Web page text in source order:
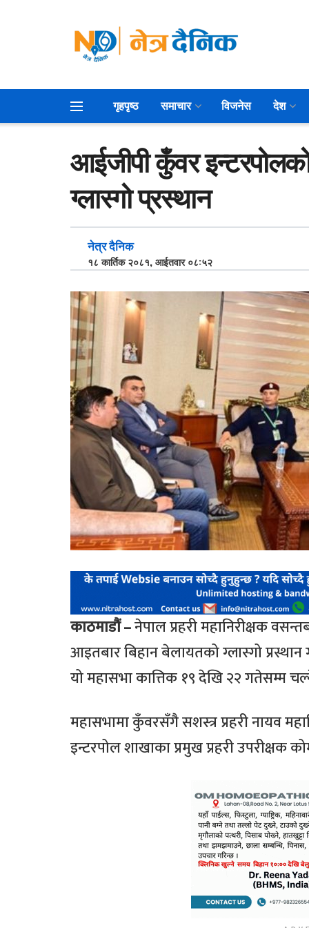
गृहपृष्ठ समाचार विजनेस देश
आईजीपी कुँवर
ग्लास्गो प्रस्थान
नेत्र दैनिक
१८ कार्तिक २०८१, आईतवार ०८:५२
काठमाडौं –नेपाल प्रहरी महानिरीक्षक
आइतबार बिहान बेलायतको ग्लास्गो
यो महासभा कात्तिक १९ देखि २२ गतेसम्म
महासभामा कुँवरसँगै सशस्त्र प्रहरी नायव
इन्टरपोल शाखाका प्रमुख प्रहरी उपरीक्षक